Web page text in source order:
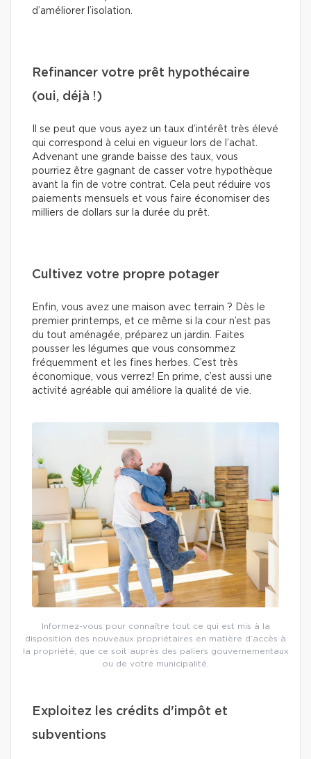
d’améliorer l’isolation.
Refinancer votre prêt hypothécaire
(oui, déjà !)
Il se peut que vous ayez un taux d’intérêt très élevé
qui correspond à celui en vigueur lors de l’achat.
Advenant une grande baisse des taux, vous
pourriez être gagnant de casser votre hypothèque
avant la fin de votre contrat. Cela peut réduire vos
paiements mensuels et vous faire économiser des
milliers de dollars sur la durée du prêt.
Cultivez votre propre potager
Enfin, vous avez une maison avec terrain ? Dès le
premier printemps, et ce même si la cour n’est pas
du tout aménagée, préparez un jardin. Faites
pousser les légumes que vous consommez
fréquemment et les fines herbes. C’est très
économique, vous verrez! En prime, c’est aussi une
activité agréable qui améliore la qualité de vie.
Informez-vous pour connaître tout ce qui est mis à la
disposition des nouveaux propriétaires en matière d’accès à
la propriété, que ce soit auprès des paliers gouvernementaux
ou de votre municipalité.
Exploitez les crédits d'impôt et
subventions